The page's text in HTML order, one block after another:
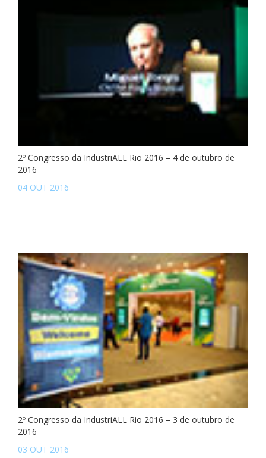
2º Congresso da IndustriALL Rio 2016 – 4 de outubro de
2016
04 OUT 2016
2º Congresso da IndustriALL Rio 2016 – 3 de outubro de
2016
03 OUT 2016